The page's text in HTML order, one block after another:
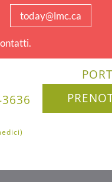
today@lmc.ca